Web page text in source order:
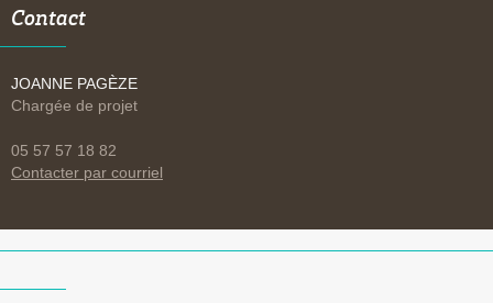
Contact
JOANNE PAGÈZE
Chargée de projet
05 57 57 18 82
Contacter par courriel